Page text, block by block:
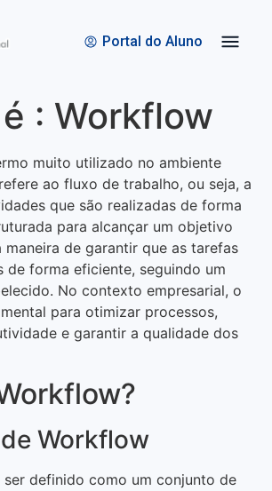
Portal do Aluno
: Workflow
muito utilizado no ambiente
ao fluxo de trabalho, ou seja, a
que são realizadas de forma
para alcançar um objetivo
maneira de garantir que as tarefas
de forma eficiente, seguindo um
No contexto empresarial, o
para otimizar processos,
e garantir a qualidade dos
Workflow
definido como um conjunto de